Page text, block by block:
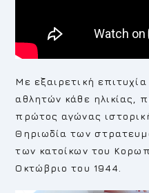
Με εξαιρετική
αθλητών κάθε ηλικίας,
πρώτος αγώνας
Θηριωδία των
των κατοίκων του
Οκτώβριο του 1944.